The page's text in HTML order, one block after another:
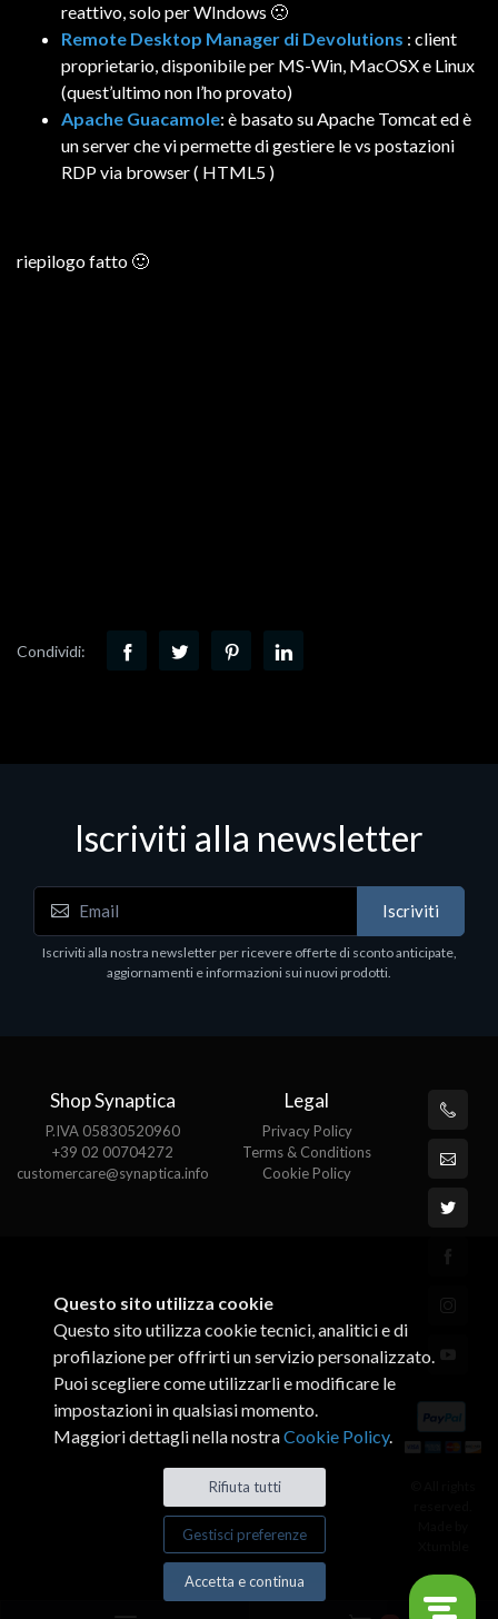
reattivo, solo per WIndows 🙁
Remote Desktop Manager di Devolutions : client
proprietario, disponibile per MS-Win, MacOSX e Linux
(quest’ultimo non l’ho provato)
Apache Guacamole: è basato su Apache Tomcat ed è
un server che vi permette di gestiere le vs postazioni
RDP via browser ( HTML5 )
riepilogo fatto 🙂
Condividi:
Iscriviti alla newsletter
Iscriviti
Iscriviti alla nostra newsletter per ricevere offerte di sconto anticipate,
aggiornamenti e informazioni sui nuovi prodotti.
Shop Synaptica
P.IVA 05830520960
+39 02 00704272
customercare@synaptica.info
Legal
Privacy Policy
Terms & Conditions
Cookie Policy
Questo sito utilizza cookie
Questo sito utilizza cookie tecnici, analitici e di
profilazione per offrirti un servizio personalizzato.
Puoi scegliere come utilizzarli e modificare le
impostazioni in qualsiasi momento.
Maggiori dettagli nella nostraCookie Policy.
Rifiuta tutti
Gestisci preferenze
Accetta e continua